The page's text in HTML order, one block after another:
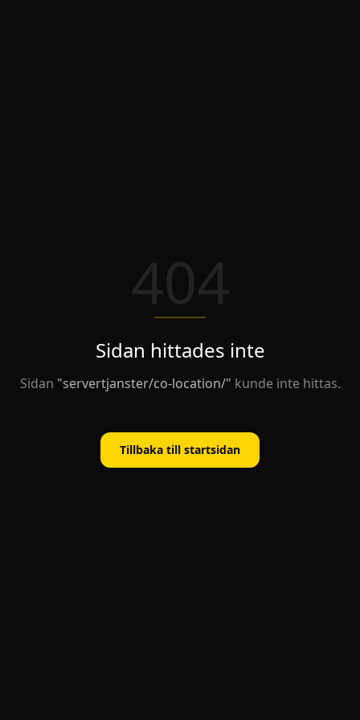
404
Sidan hittades inte
Sidan "servertjanster/co-location/" kunde inte hittas.
Tillbaka till startsidan